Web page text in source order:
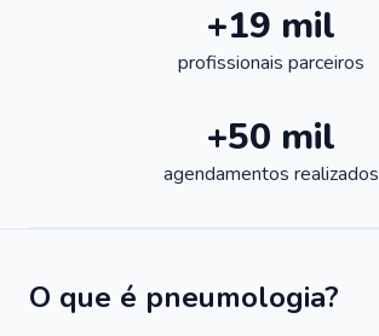
+19 mil
profissionais parceiros
+50 mil
agendamentos realizados
O que é pneumologia?